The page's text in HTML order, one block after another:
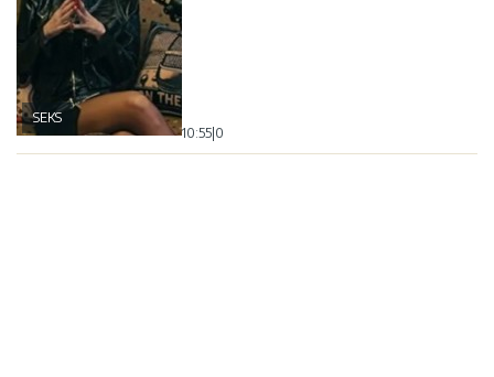
SEKS
10:55 0